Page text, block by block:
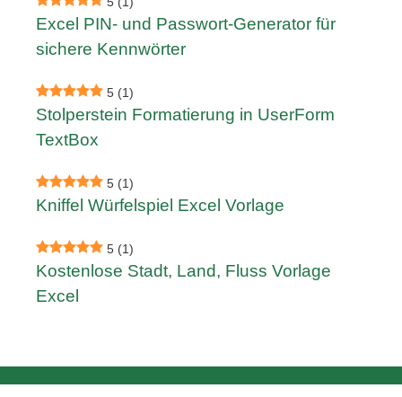
Excel PIN- und Passwort-Generator für
sichere Kennwörter
5 (1)
Stolperstein Formatierung in UserForm
TextBox
5 (1)
Kniffel Würfelspiel Excel Vorlage
5 (1)
Kostenlose Stadt, Land, Fluss Vorlage
Excel